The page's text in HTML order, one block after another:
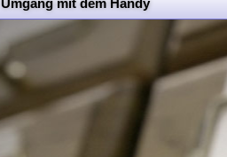
Umgang mit dem Handy